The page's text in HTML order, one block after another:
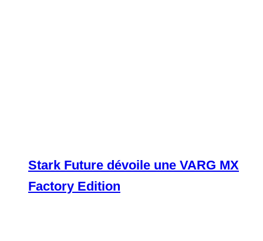
Stark Future dévoile une VARG MX
Factory Edition